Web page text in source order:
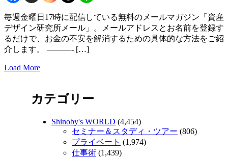
毎週金曜日17時に配信している無料のメールマガジン「資産
デザイン研究所メール」。メールアドレスとお名前を登録す
るだけで、お金の不安を解消するための具体的な方法をご紹
介します。 ———- […]
Load More
カテゴリー
Shinoby's WORLD (4,454)
セミナー＆スタディ・ツアー (806)
プライベート (1,974)
仕事術 (1,439)